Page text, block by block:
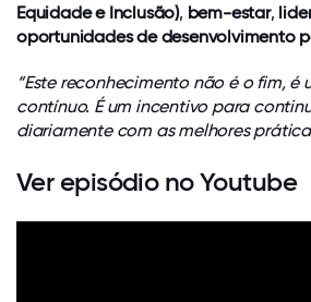
Equidade e Inclusão), bem-estar,
oportunidades de desenvolvimento
“Este reconhecimento não é o fim, é
contínuo. É um incentivo para
diariamente com as melhores
Ver episódio no Youtube